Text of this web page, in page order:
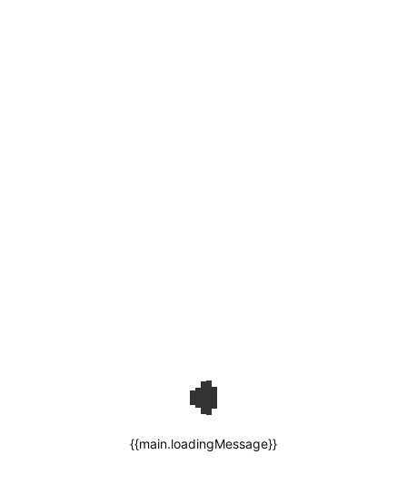
{{main.loadingMessage}}